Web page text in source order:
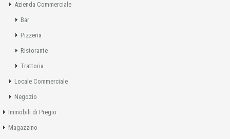
Azienda Commerciale
Bar
Pizzeria
Ristorante
Trattoria
Locale Commerciale
Negozio
Immobili di Pregio
Magazzino